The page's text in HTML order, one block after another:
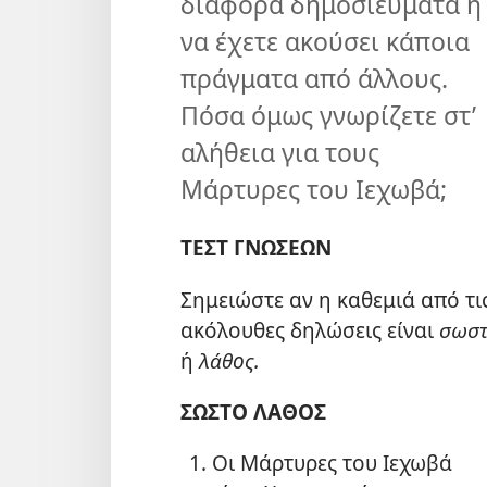
να έχετε ακούσει κάποια
πράγματα από άλλους.
Πόσα όμως γνωρίζετε στ’
αλήθεια για τους
Μάρτυρες του Ιεχωβά;
ΤΕΣΤ ΓΝΩΣΕΩΝ
Σημειώστε αν η καθεμιά από
ακόλουθες δηλώσεις είναι
ήλάθος.
ΣΩΣΤΟ ΛΑΘΟΣ
Οι Μάρτυρες του Ιεχωβά